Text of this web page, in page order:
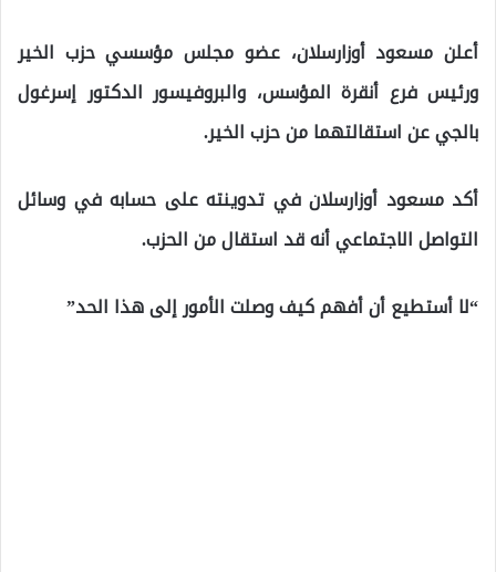
أعلن مسعود أوزارسلان، عضو مجلس مؤسسي حزب الخير
ورئيس فرع أنقرة المؤسس، والبروفيسور الدكتور إسرغول
بالجي عن استقالتهما من حزب الخير.
أكد مسعود أوزارسلان في تدوينته على حسابه في وسائل
التواصل الاجتماعي أنه قد استقال من الحزب.
“لا أستطيع أن أفهم كيف وصلت الأمور إلى هذا الحد”